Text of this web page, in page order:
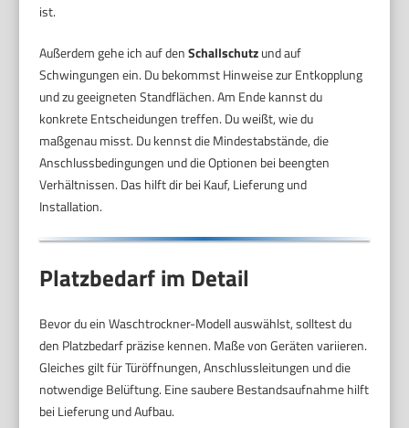
ist.
Außerdem gehe ich auf denSchallschutzund auf
Schwingungen ein. Du bekommst Hinweise zur Entkopplung
und zu geeigneten Standflächen. Am Ende kannst du
konkrete Entscheidungen treffen. Du weißt, wie du
maßgenau misst. Du kennst die Mindestabstände, die
Anschlussbedingungen und die Optionen bei beengten
Verhältnissen. Das hilft dir bei Kauf, Lieferung und
Installation.
Platzbedarf im Detail
Bevor du ein Waschtrockner-Modell auswählst, solltest du
den Platzbedarf präzise kennen. Maße von Geräten variieren.
Gleiches gilt für Türöffnungen, Anschlussleitungen und die
notwendige Belüftung. Eine saubere Bestandsaufnahme hilft
bei Lieferung und Aufbau.